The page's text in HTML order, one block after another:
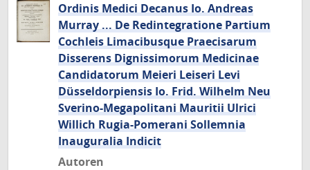
Ordinis Medici Decanus Io. Andreas
Murray ... De Redintegratione Partium
Cochleis Limacibusque Praecisarum
Disserens Dignissimorum Medicinae
Candidatorum Meieri Leiseri Levi
Düsseldorpiensis Io. Frid. Wilhelm Neu
Sverino-Megapolitani Mauritii Ulrici
Willich Rugia-Pomerani Sollemnia
Inauguralia Indicit
Autoren